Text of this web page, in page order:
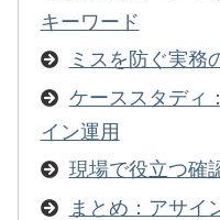
キーワード
ミスを防ぐ実務
ケーススタディ
イン運用
現場で役立つ確
まとめ：アサイ